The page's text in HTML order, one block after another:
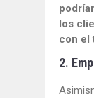
los
con el
2.